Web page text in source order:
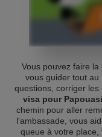
Vous pouvez faire
vous guider tout
questions, corriger
visa pour
chemin pour aller
l'ambassade, vous
queue à votre place,